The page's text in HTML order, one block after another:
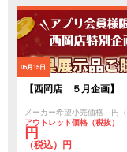
05月15日
【西岡店 ５月企画】
メーカー希望小売価格 円
アウトレット価格（税抜）
円
（税込）円